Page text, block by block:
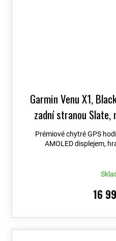
Garmin Venu X1,
zadní stranou Slate,
ComfortFit Black
výměny do 90 dní +
Prémiové chytré GPS
AMOLED displejem,
16